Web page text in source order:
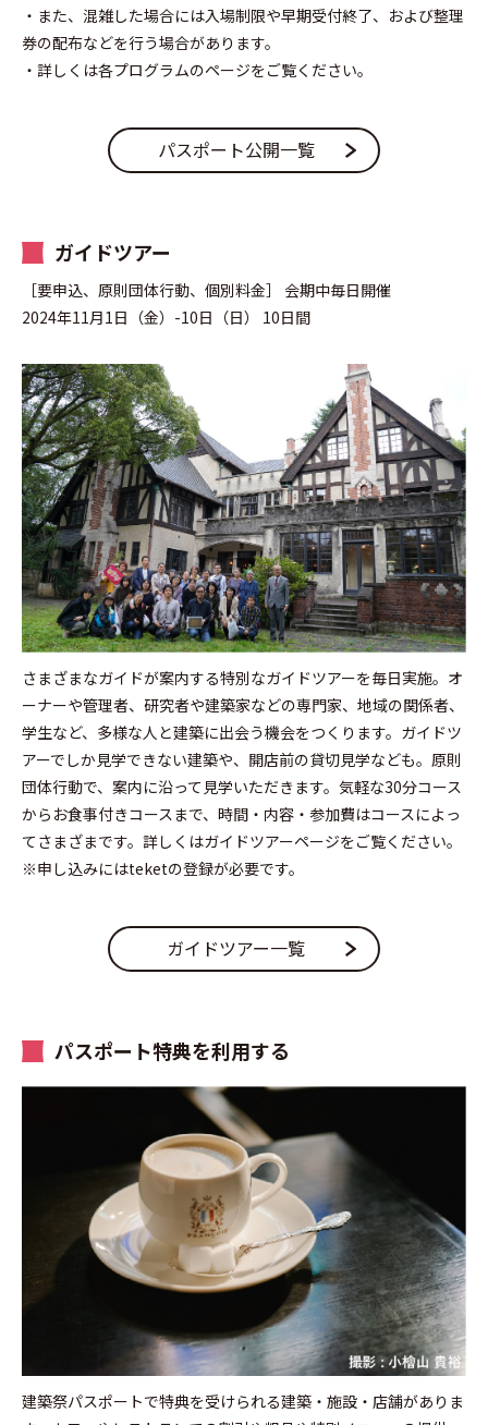
・また、混雑した場合には入場制限や早期受付終了、および整理
券の配布などを行う場合があります。
・詳しくは各プログラムのページをご覧ください。
パスポート公開一覧
ガイドツアー
［要申込、原則団体行動、個別料金］ 会期中毎日開催
2024年11月1日（金）-10日（日） 10日間
さまざまなガイドが案内する特別なガイドツアーを毎日実施。オ
ーナーや管理者、研究者や建築家などの専門家、地域の関係者、
学生など、多様な人と建築に出会う機会をつくります。ガイドツ
アーでしか見学できない建築や、開店前の貸切見学なども。原則
団体行動で、案内に沿って見学いただきます。気軽な30分コース
からお食事付きコースまで、時間・内容・参加費はコースによっ
てさまざまです。詳しくはガイドツアーページをご覧ください。
※申し込みにはteketの登録が必要です。
ガイドツアー一覧
パスポート特典を利用する
建築祭パスポートで特典を受けられる建築・施設・店舗がありま